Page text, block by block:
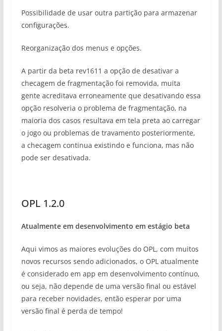
Possibilidade de usar outra partição para armazenar
configurações.
Reorganização dos menus e opções.
A partir da beta rev1611 a opção de desativar a
checagem de fragmentação foi removida, muita
gente acreditava erroneamente que desativando essa
opção resolveria o problema de fragmentação, na
maioria dos casos resultava em tela preta ao carregar
o jogo ou problemas de travamento posteriormente,
a checagem continua existindo e funciona, mas não
pode ser desativada.
OPL 1.2.0
Atualmente em desenvolvimento em estágio beta
Aqui vimos as maiores evoluções do OPL, com muitos
novos recursos sendo adicionados, o OPL atualmente
é considerado em app em desenvolvimento contínuo,
ou seja, não depende de uma versão final ou estável
para receber novidades, então esperar por uma
versão final é perda de tempo!